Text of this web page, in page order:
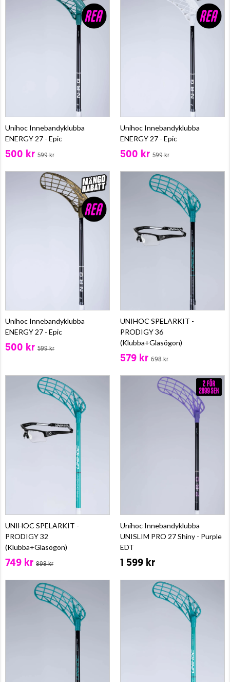
Unihoc Innebandyklubba
ENERGY 27 - Epic
500 kr 599 kr
Unihoc Innebandyklubba
ENERGY 27 - Epic
500 kr 599 kr
Unihoc Innebandyklubba
ENERGY 27 - Epic
500 kr 599 kr
UNIHOC SPELARKIT -
PRODIGY 36
(Klubba+Glasögon)
579 kr 698 kr
UNIHOC SPELARKIT -
PRODIGY 32
(Klubba+Glasögon)
749 kr 898 kr
Unihoc Innebandyklubba
UNISLIM PRO 27 Shiny - Purple
EDT
1 599 kr